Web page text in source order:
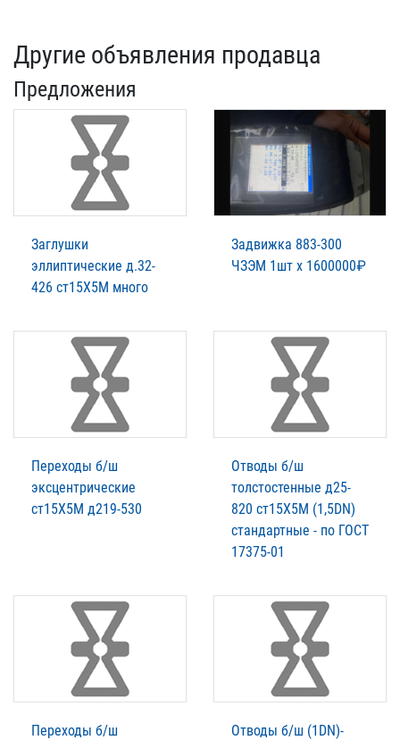
Другие объявления продавца
Предложения
Заглушки
эллиптические д.32-
426 ст15Х5М много
Задвижка 883-300
ЧЗЭМ 1шт х 1600000₽
Переходы б/ш
эксцентрические
ст15Х5М д219-530
Отводы б/ш
толстостенные д25-
820 ст15Х5М (1,5DN)
стандартные - по ГОСТ
17375-01
Переходы б/ш
Отводы б/ш (1DN)-